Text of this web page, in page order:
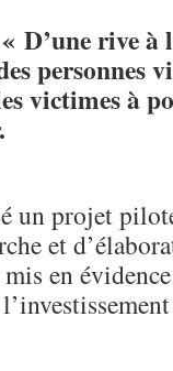
D’une rive
personnes
victimes à
un projet
et
en